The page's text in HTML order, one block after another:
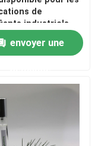
de
industriels
envoyer une